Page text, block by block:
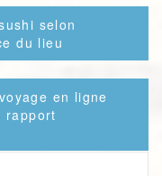
selon
du lieu
en ligne
rapport